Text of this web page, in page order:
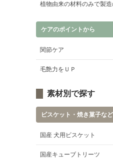
植物由来の材料のみで製
ケアのポイントから
関節ケア
毛艶力をＵＰ
素材別で探す
ビスケット・焼き菓子など
国産 犬用ビスケット
国産キューブトリーツ